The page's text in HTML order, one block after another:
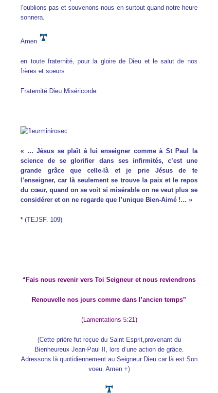
l’oublions pas et souvenons-nous en surtout quand notre heure
sonnera
Amen
en toute fraternité, pour la gloire de Dieu et le salut de nos
frères et soeurs
Fraternité Dieu Miséricorde
« … Jésus se plaît à lui enseigner comme à St Paul la
science de se glorifier dans ses infirmités, c’est une
grande grâce que celle-là et je prie Jésus de te
l’enseigner, car là seulement se trouve la paix et le repos
du cœur, quand on se voit si misérable on ne veut plus se
considérer et on ne regarde que l’unique Bien-Aimé !… »
*(TEJSF. 109)
“Fais nous revenir vers Toi Seigneur et nous reviendrons
Renouvelle nos jours comme dans l’ancien temps”
(Lamentations 5:21)
(Cette prière fut reçue du Saint Esprit,provenant du
Bienheureux Jean-Paul II, lors d’une action de grâce.
Adressons là quotidiennement au Seigneur Dieu car là est Son
voeu. Amen +)